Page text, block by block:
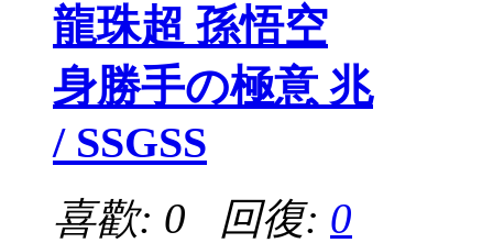
龍珠超 孫悟空
身勝手の極意 兆
/ SSGSS
喜歡: 0 回復: 0